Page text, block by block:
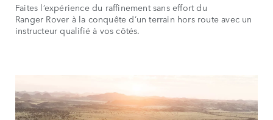
Faites l’expérience du raffinement sans effort du
Ranger Rover à la conquête d’un terrain hors route avec un
instructeur qualifié à vos côtés.